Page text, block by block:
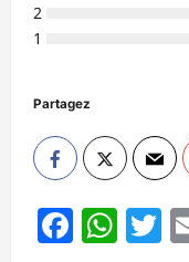
2
1
Partagez